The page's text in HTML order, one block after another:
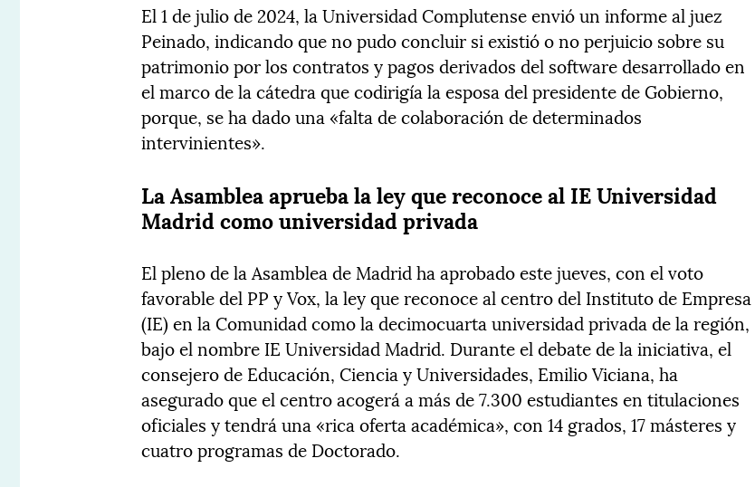
El 1 de julio de 2024, la Universidad Complutense envió un informe al juez
Peinado, indicando que no pudo concluir si existió o no perjuicio sobre su
patrimonio por los contratos y pagos derivados del software desarrollado en
el marco de la cátedra que codirigía la esposa del presidente de Gobierno,
porque, se ha dado una «falta de colaboración de determinados
intervinientes».
La Asamblea aprueba la ley que reconoce al IE Universidad
Madrid como universidad privada
El pleno de la Asamblea de Madrid ha aprobado este jueves, con el voto
favorable del PP y Vox, la ley que reconoce al centro del Instituto de Empresa
(IE) en la Comunidad como la decimocuarta universidad privada de la región,
bajo el nombre IE Universidad Madrid. Durante el debate de la iniciativa, el
consejero de Educación, Ciencia y Universidades, Emilio Viciana, ha
asegurado que el centro acogerá a más de 7.300 estudiantes en titulaciones
oficiales y tendrá una «rica oferta académica», con 14 grados, 17 másteres y
cuatro programas de Doctorado.